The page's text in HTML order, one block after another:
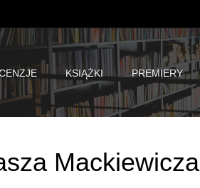
KSIĄŻKI PREMIERY
Mackiewicza